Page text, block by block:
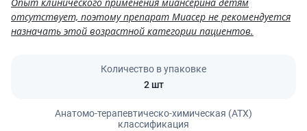
отсутствует, поэтому препарат Миасер не рекомендуется
назначать этой возрастной категории пациентов.
Количество в упаковке
2 шт
Анатомо-терапевтическо-химическая (АТХ)
классификация